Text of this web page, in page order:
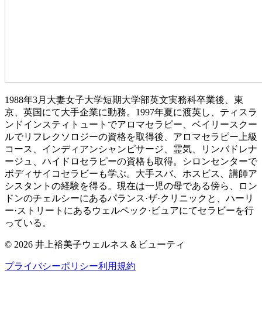
1988年3月大妻女子大学短期大学部英文実務科卒業後、東
京、英国にて大手企業に動務。1997年夏に渡英し、ティスラ
ンドインスティトュートでアロマセラピー、ベイリースクー
ルでリフレクソロジーの資格を取得後、アロマセラピー上級
コース、インディアンシャンピサージ、霊気、リンバドレナ
ージュ、ハイドロセラピーの資格も取得。シロンセンターで
ボディサイコセラビーも学ぶ。大手スバ、ホスビス、講師ア
シスタントの経験を得る。現在は一児の母である傍ら、ロン
ドンのチェルシーにあるパランス·ザ·クリニックと、ハーリ
ー·ストリートにあるウェルペック·ビュアにてセラビーを行
っている。
© 2026 井上裕美子ウェルネス＆ビューティ
プライバシーポリシー利用規約